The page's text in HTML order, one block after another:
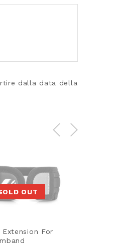
dalla data della
OUT
For